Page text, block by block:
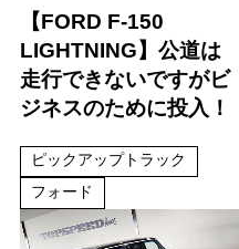
【FORD F-150
LIGHTNING】公道は
走行できないですがビ
ジネスのために投入！
ピックアップトラック
フォード